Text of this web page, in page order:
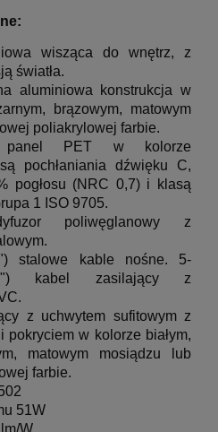
wisząca do wnętrz, z
światła.
aluminiowa konstrukcja w
brązowym, matowym
poliakrylowej farbie.
panel PET w kolorze
pochłaniania dźwięku C,
pogłosu (NRC 0,7) i klasą
1 ISO 9705.
poliwęglanowy z
stalowe kable nośne. 5-
kabel zasilający z
z uchwytem sufitowym z
pokryciem w kolorze białym,
matowym mosiądzu lub
farbie.
51W